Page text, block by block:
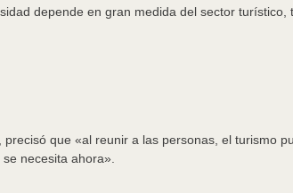
depende en gran medida del sector
que «al reunir a las personas, el turismo
necesita ahora».